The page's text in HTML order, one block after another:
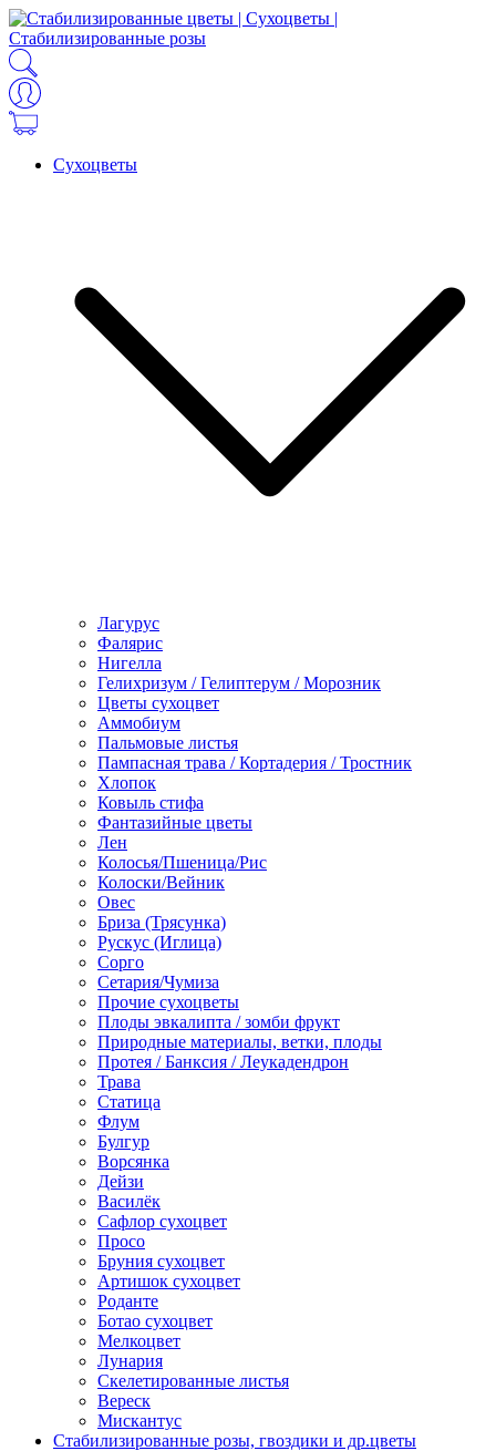
Сухоцветы
Лагурус
Фалярис
Нигелла
Гелихризум / Гелиптерум / Морозник
Цветы сухоцвет
Аммобиум
Пальмовые листья
Пампасная трава / Кортадерия / Тростник
Хлопок
Ковыль стифа
Фантазийные цветы
Лен
Колосья/Пшеница/Рис
Колоски/Вейник
Овес
Бриза (Трясунка)
Рускус (Иглица)
Сорго
Сетария/Чумиза
Прочие сухоцветы
Плоды эвкалипта / зомби фрукт
Природные материалы, ветки, плоды
Протея / Банксия / Леукадендрон
Трава
Статица
Флум
Булгур
Ворсянка
Дейзи
Василёк
Сафлор сухоцвет
Просо
Бруния сухоцвет
Артишок сухоцвет
Роданте
Ботао сухоцвет
Мелкоцвет
Лунария
Скелетированные листья
Вереск
Мискантус
Стабилизированные розы, гвоздики и др.цветы